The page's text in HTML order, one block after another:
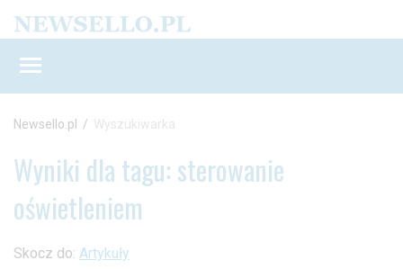
Newsello.pl / Wyszukiwarka
Wyniki dla tagu: sterowanie
oświetleniem
Skocz do: Artykuły